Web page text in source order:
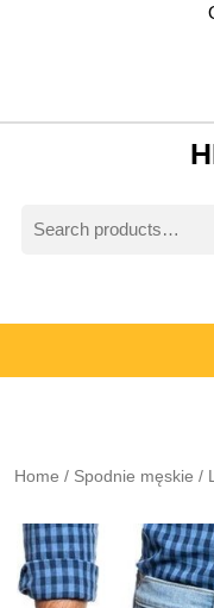
for:
Home / Spodnie męskie /